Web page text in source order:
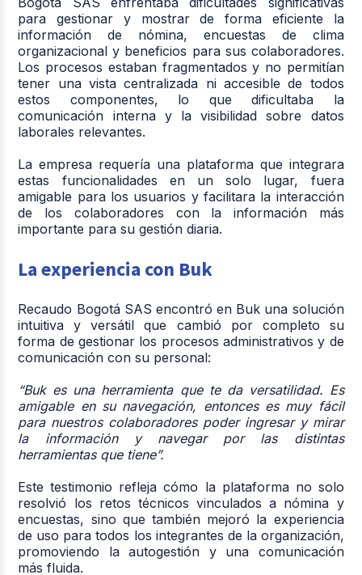
para gestionar y mostrar de forma eficiente la
información de nómina, encuestas de clima
organizacional y beneficios para sus colaboradores.
Los procesos estaban fragmentados y no permitían
tener una vista centralizada ni accesible de todos
estos componentes, lo que dificultaba la
comunicación interna y la visibilidad sobre datos
laborales relevantes.
La empresa requería una plataforma que integrara
estas funcionalidades en un solo lugar, fuera
amigable para los usuarios y facilitara la interacción
de los colaboradores con la información más
importante para su gestión diaria.
La experiencia con Buk
Recaudo Bogotá SAS encontró en Buk una solución
intuitiva y versátil que cambió por completo su
forma de gestionar los procesos administrativos y de
comunicación con su personal:
“Buk es una herramienta que te da versatilidad. Es
amigable en su navegación, entonces es muy fácil
para nuestros colaboradores poder ingresar y mirar
la información y navegar por las distintas
herramientas que tiene”.
Este testimonio refleja cómo la plataforma no solo
resolvió los retos técnicos vinculados a nómina y
encuestas, sino que también mejoró la experiencia
de uso para todos los integrantes de la organización,
promoviendo la autogestión y una comunicación
más fluida.